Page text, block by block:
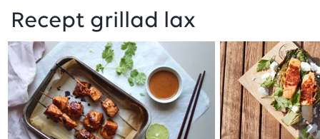
Recept grillad lax